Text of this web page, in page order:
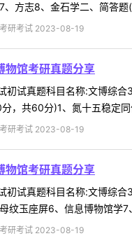
方志8、金石学二、简答
研考试 2023-08-19
馆考研真题分享
初试真题科目名称:文博综
，共60分)1、氮十五稳定
研考试 2023-08-19
馆考研真题分享
初试真题科目名称:文博综
纹玉座屏6、信息博物馆学
研考试 2023-08-19